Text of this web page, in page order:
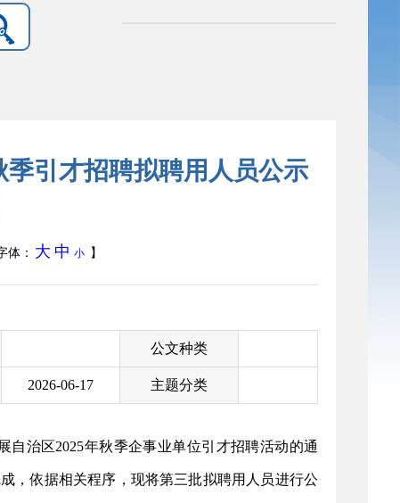
季引才招聘拟聘用人员公示
体： 大 中 小 】
公文种类
2026-06-17 主题分类
自治区2025年秋季企事业单位引才招聘活动的通
，依据相关程序，现将第三批拟聘用人员进行公